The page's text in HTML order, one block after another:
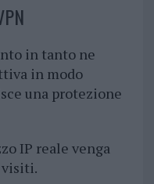
in tanto ne
in modo
una protezione
IP reale venga